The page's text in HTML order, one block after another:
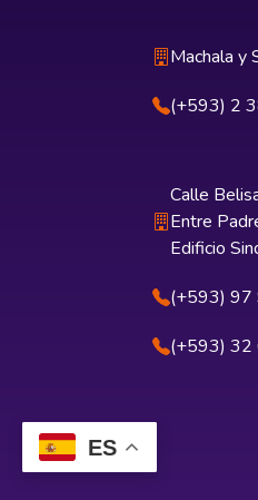
ES
Machala y
(+593) 2
Calle
Entre
Edificio
(+593)
(+593)